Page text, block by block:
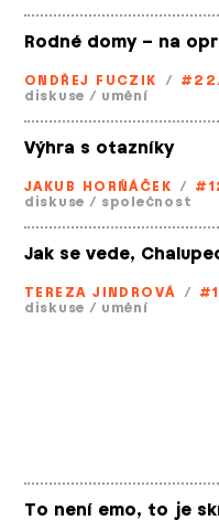
Rodné domy – na
ONDŘEJ FUCZIK /
diskuse / umění
Výhra s otazníky
JAKUB HORŇÁČEK /
diskuse / společnost
Jak se vede,
TEREZA JINDROVÁ /
diskuse / umění
To není emo, to je